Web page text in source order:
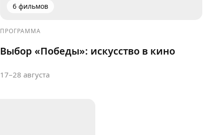
6 фильмов
ПРОГРАММА
Выбор «Победы»: искусство в кино
17–28 августа